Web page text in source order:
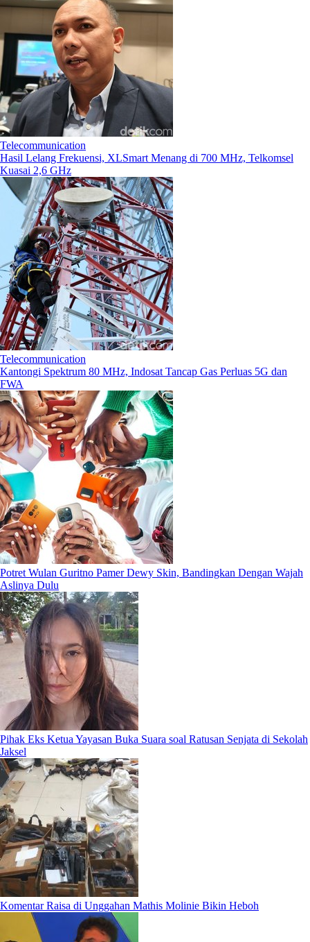
Telecommunication
Hasil Lelang Frekuensi, XLSmart Menang di 700 MHz, Telkomsel
Kuasai 2,6 GHz
Telecommunication
Kantongi Spektrum 80 MHz, Indosat Tancap Gas Perluas 5G dan
FWA
Potret Wulan Guritno Pamer Dewy Skin, Bandingkan Dengan Wajah
Aslinya Dulu
Pihak Eks Ketua Yayasan Buka Suara soal Ratusan Senjata di Sekolah
Jaksel
Komentar Raisa di Unggahan Mathis Molinie Bikin Heboh